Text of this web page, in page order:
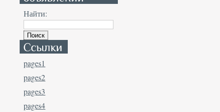
Найти:
pages1
pages2
pages3
pages4